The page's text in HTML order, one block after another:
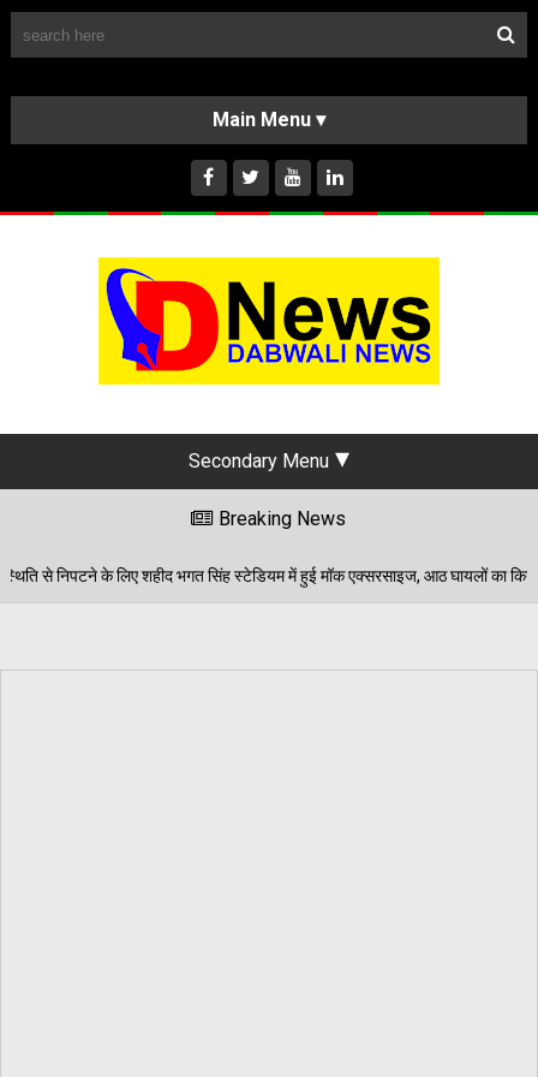
HOME
ABOUT US
INSTAGRAM
Secondary Menu
Breaking News
सिंह स्टेडियम में हुई मॉक एक्सरसाइज, आठ घायलों का किया गया रेस्क्यू